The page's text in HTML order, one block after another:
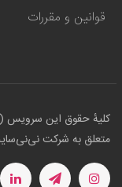
قوانین و مقررات
کلیهٔ حقوق این سرویس
متعلق به شرکت